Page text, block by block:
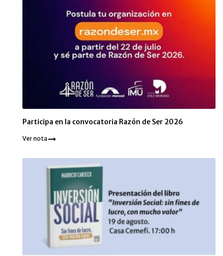
Participa en la convocatoria Razón de Ser 2026
Ver nota